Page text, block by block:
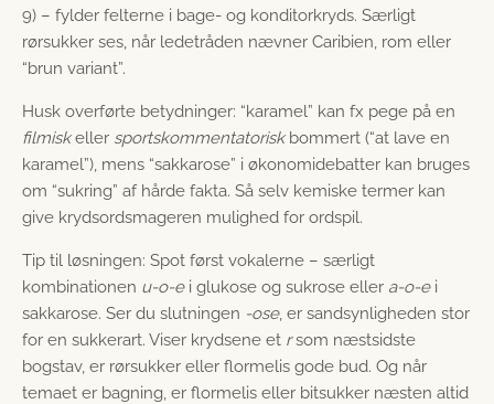
9) – fylder felterne i bage- og konditorkryds. Særligt
rørsukker ses, når ledetråden nævner Caribien, rom eller
“brun variant”.
Husk overførte betydninger: “karamel” kan fx pege på en
filmiskeller sportskommentatoriskbommert (“at lave en
karamel”), mens “sakkarose” i økonomidebatter kan bruges
om “sukring” af hårde fakta. Så selv kemiske termer kan
give krydsordsmageren mulighed for ordspil.
Tip til løsningen: Spot først vokalerne – særligt
kombinationen u-o-ei glukose og sukrose eller a-o-ei
sakkarose. Ser du slutningen -ose, er sandsynligheden stor
for en sukkerart. Viser krydsene et rsom næstsidste
bogstav, er rørsukker eller flormelis gode bud. Og når
temaet er bagning, er flormelis eller bitsukker næsten altid